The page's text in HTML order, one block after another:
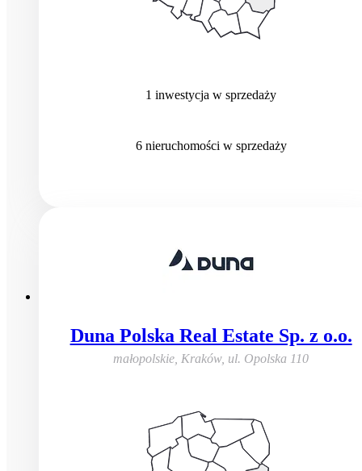
1 inwestycja w sprzedaży
6 nieruchomości w sprzedaży
Duna Polska Real Estate Sp. z o.o.
małopolskie, Kraków, ul. Opolska 110